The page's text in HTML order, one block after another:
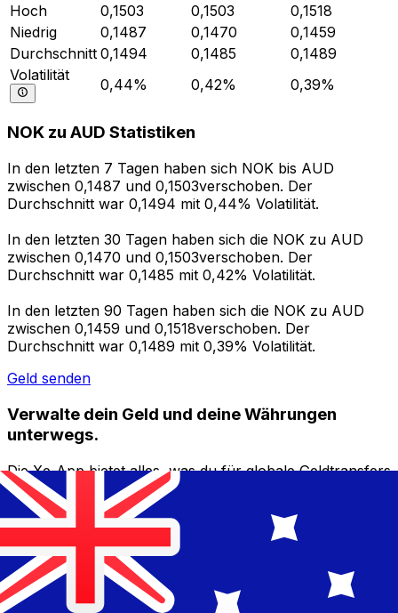
Hoch
0,1503 0,1503
0,1518
Niedrig
0,1487 0,1470
0,1459
Durchschnitt 0,1494 0,1485
0,1489
Volatilität
0,44% 0,42% 0,39%
NOK zu AUD Statistiken
In den letzten 7 Tagen haben sich NOK bis AUD
zwischen 0,1487 und 0,1503verschoben. Der
Durchschnitt war 0,1494 mit 0,44% Volatilität.
In den letzten 30 Tagen haben sich die NOK zu AUD
zwischen 0,1470 und 0,1503verschoben. Der
Durchschnitt war 0,1485 mit 0,42% Volatilität.
In den letzten 90 Tagen haben sich die NOK zu AUD
zwischen 0,1459 und 0,1518verschoben. Der
Durchschnitt war 0,1489 mit 0,39% Volatilität.
Geld senden
Verwalte dein Geld und deine Währungen
unterwegs.
Die Xe-App bietet alles, was du für globale Geldtransfers
und Währungsmanagement benötigst. Währungen
umrechnen, Kursbenachrichtigungen einrichten und
Geld ins Ausland überweisen, ohne versteckte